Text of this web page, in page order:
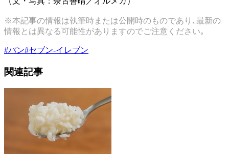
※本記事の情報は執筆時または公開時のものであり､最新の
情報とは異なる可能性がありますのでご注意ください｡
#パン#セブン-イレブン
関連記事